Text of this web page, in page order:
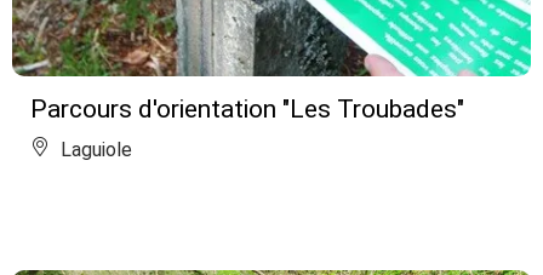
Parcours d'orientation "Les Troubades"
Laguiole